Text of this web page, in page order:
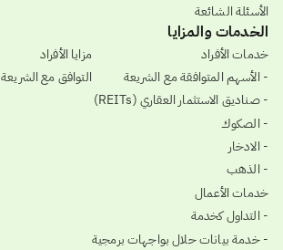
الأسئلة الشائعة
الخدمات والمزايا
خدمات الأفراد
- الأسهم المتوافقة مع الشريعة
- صناديق الاستثمار العقاري (REITs)
- الصكوك
- الادخار
- الذهب
خدمات الأعمال
- التداول كخدمة
- خدمة بيانات حلال بواجهات برمجية
مزايا الأفراد
التوافق مع الشريعة